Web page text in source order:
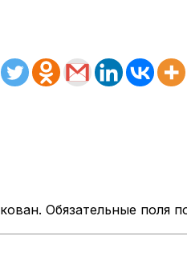
Обязательные поля